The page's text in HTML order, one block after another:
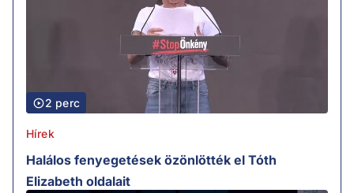
2 perc
Hírek
Halálos fenyegetések özönlötték el Tóth
Elizabeth oldalait